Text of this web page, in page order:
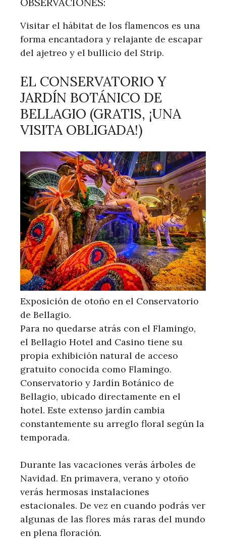
Visitar el hábitat de los flamencos es una
forma encantadora y relajante de escapar
del ajetreo y el bullicio del Strip.
EL CONSERVATORIO Y
JARDÍN BOTÁNICO DE
BELLAGIO (GRATIS, ¡UNA
VISITA OBLIGADA!)
Exposición de otoño en el Conservatorio
de Bellagio.
Para no quedarse atrás con el Flamingo,
el Bellagio Hotel and Casino tiene su
propia exhibición natural de acceso
gratuito conocida como Flamingo.
Conservatorio y Jardín Botánico de
Bellagio, ubicado directamente en el
hotel. Este extenso jardín cambia
constantemente su arreglo floral según la
temporada.
Durante las vacaciones verás árboles de
Navidad. En primavera, verano y otoño
verás hermosas instalaciones
estacionales. De vez en cuando podrás ver
algunas de las flores más raras del mundo
en plena floración.